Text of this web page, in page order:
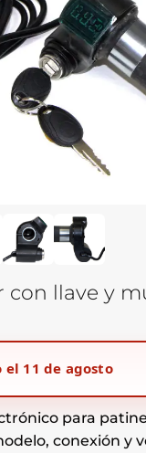
con llave y
el 11 de agosto
para
conexión y